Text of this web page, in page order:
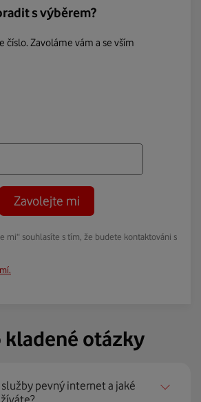
s výběrem?
číslo. Zavoláme vám a se vším
Zavolejte mi
mi“ souhlasíte s tím, že budete kontaktováni s
kladené otázky
pevný internet a jaké